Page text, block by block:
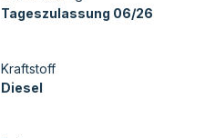
Tageszulassung 06/26
Kraftstoff
Diesel